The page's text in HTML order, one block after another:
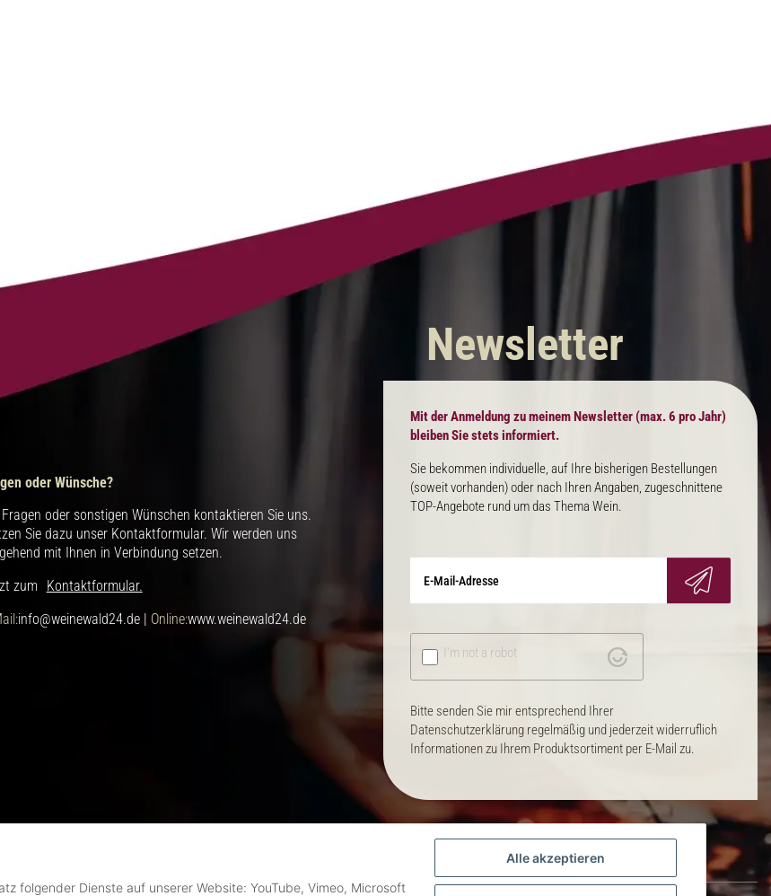
Alle akzeptieren
folgender Dienste auf unserer Website: YouTube, Vimeo, Microsoft
oder Wünsche?
Fragen oder sonstigen Wünschen kontaktieren Sie uns.
Sie dazu unser Kontaktformular. Wir werden uns
mit Ihnen in Verbindung setzen.
zum
Kontaktformular.
info@weinewald24.de | Online:www.weinewald24.de
Newsletter
Mit der Anmeldung zu meinem Newsletter (max. 6 pro Jahr)
bleiben Sie stets informiert.
Sie bekommen individuelle, auf Ihre bisherigen Bestellungen
(soweit vorhanden) oder nach Ihren Angaben, zugeschnittene
TOP-Angebote rund um das Thema Wein.
I'm not a robot
Bitte senden Sie mir entsprechend Ihrer
Datenschutzerklärung regelmäßig und jederzeit widerruflich
Informationen zu Ihrem Produktsortiment per E-Mail zu.